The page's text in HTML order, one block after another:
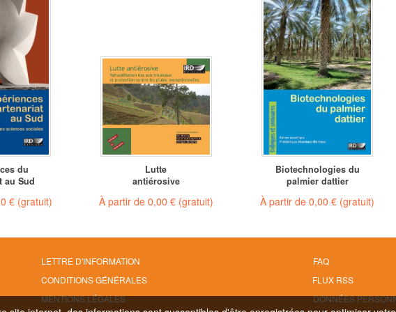
du
au Sud
€ (gratuit)
Lutte
antiérosive
À partir de 0,00 € (gratuit)
Biotechnologies du
palmier dattier
À partir de 0,00 € (gratuit)
LETTRE D'INFORMATION
CONDITIONS GÉNÉRALES
MENTIONS LÉGALES
FAQ
FLUX RSS
DONNÉES